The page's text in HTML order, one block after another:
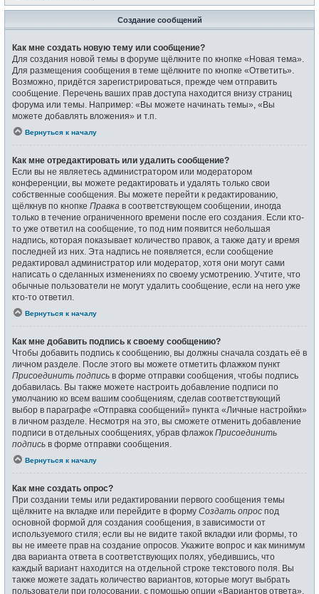
Создание сообщений
Как мне создать новую тему или сообщение?
Для создания новой темы в форуме щёлкните по кнопке «Новая тема».
Для размещения сообщения в теме щёлкните по кнопке «Ответить».
Возможно, придётся зарегистрироваться, прежде чем отправить
сообщение. Перечень ваших прав доступа находится внизу страниц
форума или темы. Например: «Вы можете начинать темы», «Вы
можете добавлять вложения» и т.п.
Вернуться к началу
Как мне отредактировать или удалить сообщение?
Если вы не являетесь администратором или модератором
конференции, вы можете редактировать и удалять только свои
собственные сообщения. Вы можете перейти к редактированию,
щёлкнув по кнопке Правка в соответствующем сообщении, иногда
только в течение ограниченного времени после его создания. Если кто-
то уже ответил на сообщение, то под ним появится небольшая
надпись, которая показывает количество правок, а также дату и время
последней из них. Эта надпись не появляется, если сообщение
редактировал администратор или модератор, хотя они могут сами
написать о сделанных изменениях по своему усмотрению. Учтите, что
обычные пользователи не могут удалить сообщение, если на него уже
кто-то ответил.
Вернуться к началу
Как мне добавить подпись к своему сообщению?
Чтобы добавить подпись к сообщению, вы должны сначала создать её в
личном разделе. После этого вы можете отметить флажком пункт
Присоединить подпись в форме отправки сообщения, чтобы подпись
добавилась. Вы также можете настроить добавление подписи по
умолчанию ко всем вашим сообщениям, сделав соответствующий
выбор в параграфе «Отправка сообщений» пункта «Личные настройки»
в личном разделе. Несмотря на это, вы сможете отменить добавление
подписи в отдельных сообщениях, убрав флажок Присоединить
подпись в форме отправки сообщения.
Вернуться к началу
Как мне создать опрос?
При создании темы или редактировании первого сообщения темы
щёлкните на вкладке или перейдите в форму Создать опрос под
основной формой для создания сообщения, в зависимости от
используемого стиля; если вы не видите такой вкладки или формы, то
вы не имеете прав на создание опросов. Укажите вопрос и как минимум
два варианта ответа в соответствующих полях, убедившись, что
каждый вариант находится на отдельной строке текстового поля. Вы
также можете задать количество вариантов, которые могут выбрать
пользователи при голосовании, с помощью опции «Вариантов ответа»,